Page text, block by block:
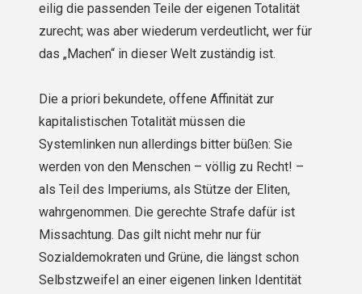
eilig die passenden Teile der eigenen Totalität
zurecht; was aber wiederum verdeutlicht, wer für
das „Machen“ in dieser Welt zuständig ist.
Die a priori bekundete, offene Affinität zur
kapitalistischen Totalität müssen die
Systemlinken nun allerdings bitter büßen: Sie
werden von den Menschen – völlig zu Recht! –
als Teil des Imperiums, als Stütze der Eliten,
wahrgenommen. Die gerechte Strafe dafür ist
Missachtung. Das gilt nicht mehr nur für
Sozialdemokraten und Grüne, die längst schon
Selbstzweifel an einer eigenen linken Identität